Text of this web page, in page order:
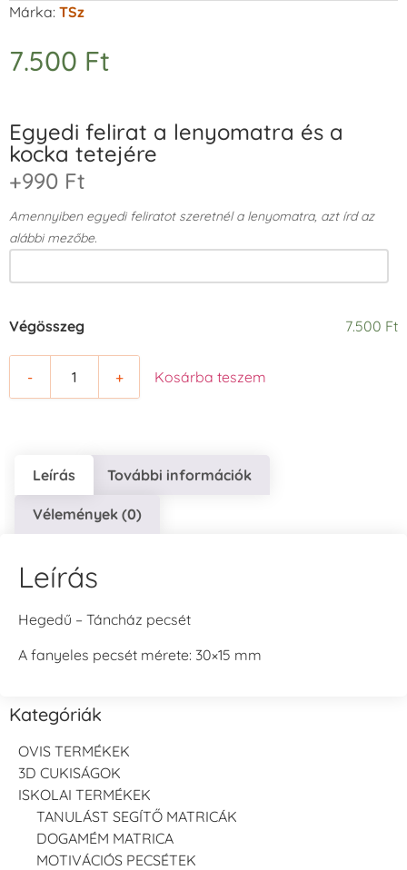
Márka: TSz
7.500 Ft
Egyedi felirat a lenyomatra és a
kocka tetejére
+990 Ft
Amennyiben egyedi feliratot szeretnél a lenyomatra, azt írd az
alábbi mezőbe.
Végösszeg 7.500 Ft
- + Kosárba teszem
Leírás További információk
Vélemények (0)
Leírás
Hegedű – Táncház pecsét
A fanyeles pecsét mérete: 30×15 mm
Kategóriák
OVIS TERMÉKEK
3D CUKISÁGOK
ISKOLAI TERMÉKEK
TANULÁST SEGÍTŐ MATRICÁK
DOGAMÉM MATRICA
MOTIVÁCIÓS PECSÉTEK